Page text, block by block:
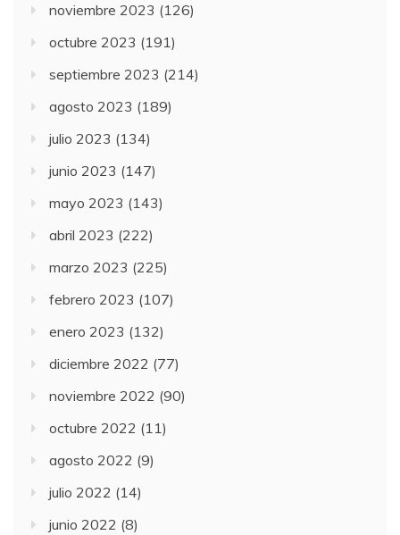
noviembre 2023 (126)
octubre 2023 (191)
septiembre 2023 (214)
agosto 2023 (189)
julio 2023 (134)
junio 2023 (147)
mayo 2023 (143)
abril 2023 (222)
marzo 2023 (225)
febrero 2023 (107)
enero 2023 (132)
diciembre 2022 (77)
noviembre 2022 (90)
octubre 2022 (11)
agosto 2022 (9)
julio 2022 (14)
junio 2022 (8)